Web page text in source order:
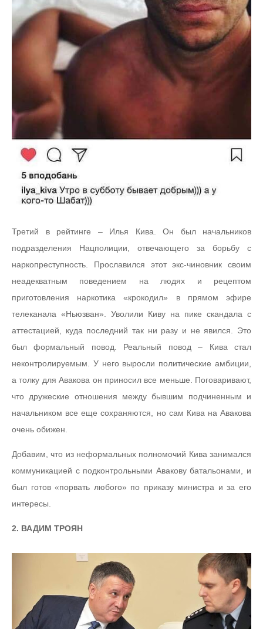
Третий в рейтинге – Илья Кива. Он был начальников
подразделения Нацполиции, отвечающего за борьбу с
наркопреступность. Прославился этот экс-чиновник своим
неадекватным поведением на людях и рецептом
приготовления наркотика «крокодил» в прямом эфире
телеканала «Ньюзван». Уволили Киву на пике скандала с
аттестацией, куда последний так ни разу и не явился. Это
был формальный повод. Реальный повод – Кива стал
неконтролируемым. У него выросли политические амбиции,
а толку для Авакова он приносил все меньше. Поговаривают,
что дружеские отношения между бывшим подчиненным и
начальником все еще сохраняются, но сам Кива на Авакова
очень обижен.
Добавим, что из неформальных полномочий Кива занимался
коммуникацией с подконтрольными Авакову батальонами, и
был готов «порвать любого» по приказу министра и за его
интересы.
2. ВАДИМ ТРОЯН